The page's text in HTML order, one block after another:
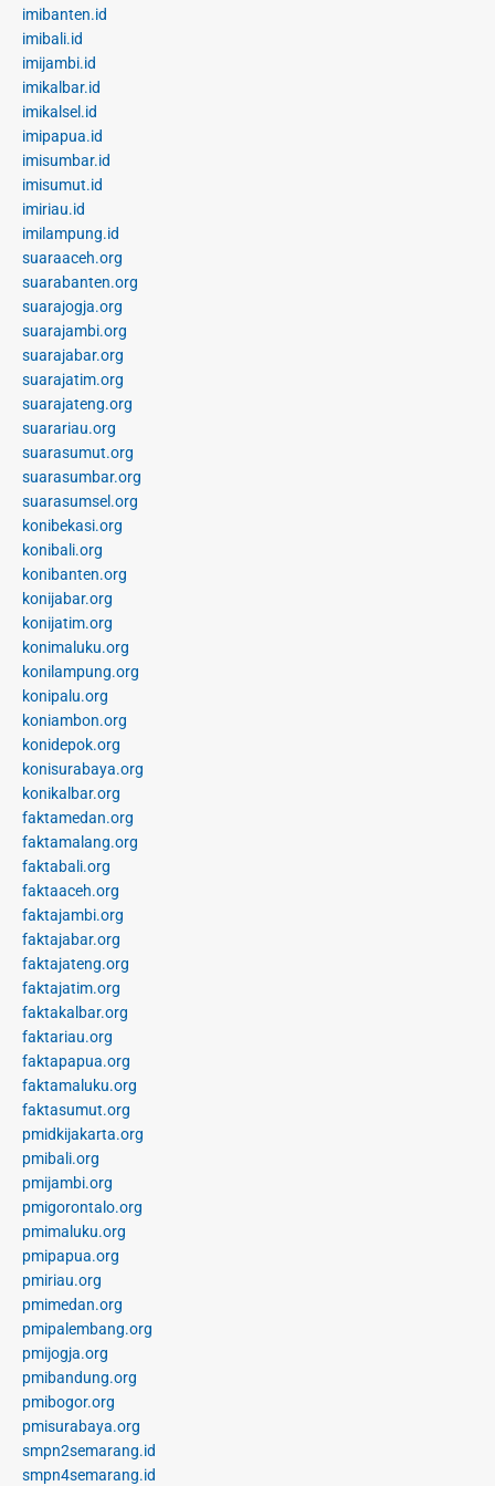
imibanten.id
imibali.id
imijambi.id
imikalbar.id
imikalsel.id
imipapua.id
imisumbar.id
imisumut.id
imiriau.id
imilampung.id
suaraaceh.org
suarabanten.org
suarajogja.org
suarajambi.org
suarajabar.org
suarajatim.org
suarajateng.org
suarariau.org
suarasumut.org
suarasumbar.org
suarasumsel.org
konibekasi.org
konibali.org
konibanten.org
konijabar.org
konijatim.org
konimaluku.org
konilampung.org
konipalu.org
koniambon.org
konidepok.org
konisurabaya.org
konikalbar.org
faktamedan.org
faktamalang.org
faktabali.org
faktaaceh.org
faktajambi.org
faktajabar.org
faktajateng.org
faktajatim.org
faktakalbar.org
faktariau.org
faktapapua.org
faktamaluku.org
faktasumut.org
pmidkijakarta.org
pmibali.org
pmijambi.org
pmigorontalo.org
pmimaluku.org
pmipapua.org
pmiriau.org
pmimedan.org
pmipalembang.org
pmijogja.org
pmibandung.org
pmibogor.org
pmisurabaya.org
smpn2semarang.id
smpn4semarang.id